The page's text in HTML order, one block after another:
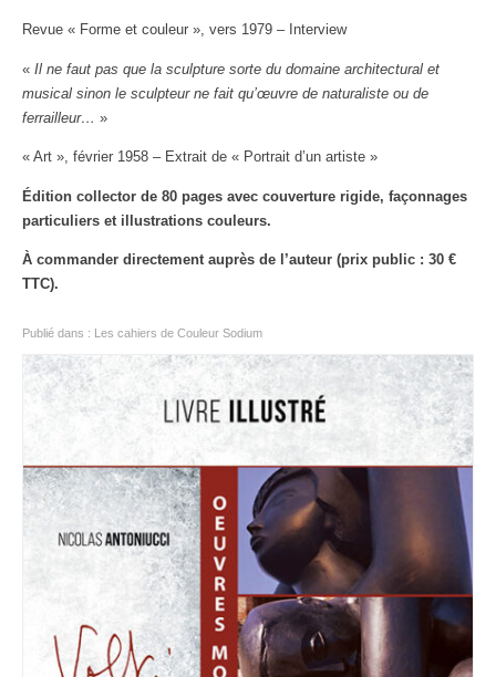
Revue « Forme et couleur », vers 1979 – Interview
« Il ne faut pas que la sculpture sorte du domaine architectural et
musical sinon le sculpteur ne fait qu’œuvre de naturaliste ou de
ferrailleur… »
« Art », février 1958 – Extrait de « Portrait d’un artiste »
Édition collector de 80 pages avec couverture rigide, façonnages
particuliers et illustrations couleurs.
À commander directement auprès de l’auteur (prix public : 30 €
TTC).
Publié dans : Les cahiers de Couleur Sodium